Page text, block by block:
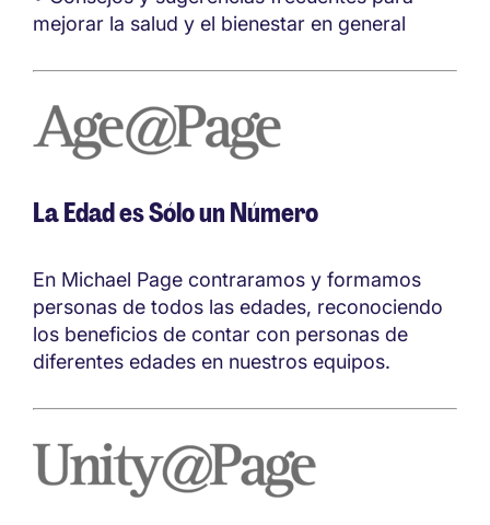
mejorar la salud y el bienestar en general
La Edad es Sólo un Número
En Michael Page contraramos y formamos
personas de todos las edades, reconociendo
los beneficios de contar con personas de
diferentes edades en nuestros equipos.